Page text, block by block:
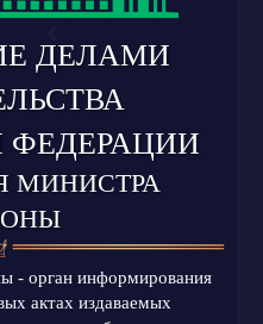
ДЕЛАМИ
ФЕДЕРАЦИИ
МИНИСТРА
- орган информирования
актах издаваемых